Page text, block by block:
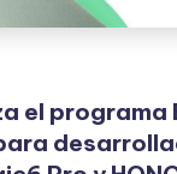
el programa